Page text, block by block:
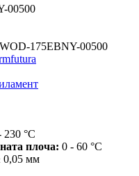
00500
175EBNY-00500
230 °C
плоча: 0 - 60 °C
0,05 мм